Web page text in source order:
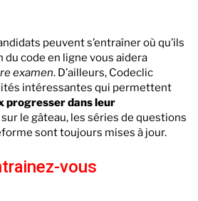
peuvent s’entraîner où qu’ils
code en ligne vous aidera
examen. D’ailleurs, Codeclic
intéressantes qui permettent
progresser dans leur
le gâteau, les séries de questions
sont toujours mises à jour.
vous